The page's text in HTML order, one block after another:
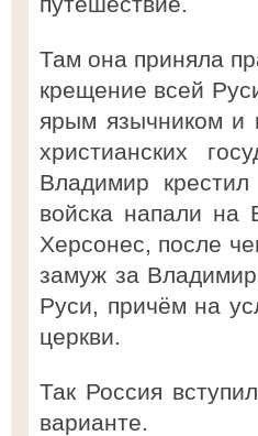
Там она приняла
крещение всей
ярым язычником и
христианских
Владимир
войска напали на
Херсонес, после
замуж за
Руси, причём на
церкви.
Так Россия
варианте.